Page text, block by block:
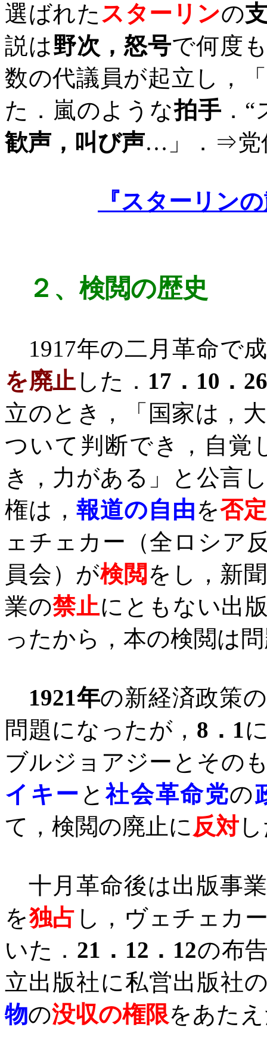
選ばれたスターリンの
説は野次，怒号で何度
数の代議員が起立し，「
た．嵐のような拍手．“
歓声，叫び声…」．⇒党
『スターリン
２、検閲の歴史
1917年の二月革命で
を廃止した． 17 ． 10 ． 26
立のとき，「国家は，
ついて判断でき，自覚
き，力がある」と公言
権は，報道の自由を否
ェチェカー（全ロシア
員会）が検閲 をし，新
業の禁止にともない出
ったから，本の検閲は
1921年の新経済政策
問題になったが， 8 ． 1
ブルジョアジーとその
イキー と社会革命党の
て，検閲の廃止に反対
十月革命後は出版事
を独占 し，ヴェチェカ
いた． 21 ． 12 ． 12の布
立出版社に私営出版社
物の没収の権限をあた